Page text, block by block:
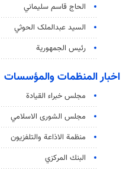
الحاج قاسم سليماني
السید عبدالملک الحوثي
رئيس الجمهورية
اخبار المنظمات والمؤسسات
مجلس خبراء القيادة
مجلس الشورى الاسلامي
منظمة الاذاعة والتلفزیون
البنك المركزي